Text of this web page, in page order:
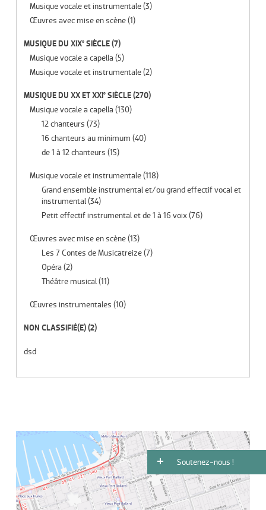
Soutenez-nous !
Musique vocale et instrumentale(3)
Œuvres avec mise en scène(1)
MUSIQUE DU XIX° SIÈCLE(7)
Musique vocale a capella (5)
Musique vocale et instrumentale(2)
MUSIQUE DU XX ET XXI° SIÈCLE(270)
Musique vocale a capella (130)
12 chanteurs (73)
16 chanteurs au minimum (40)
de 1 à 12 chanteurs (15)
Musique vocale et instrumentale(118)
Grand ensemble instrumental et/ou grand effectif vocal et
instrumental(34)
Petit effectif instrumental et de 1 à 16 voix(76)
Œuvres avec mise en scène(13)
Les 7 Contes de Musicatreize(7)
Opéra (2)
Théâtre musical(11)
Œuvres instrumentales (10)
NON CLASSIFIÉ(E)(2)
dsd